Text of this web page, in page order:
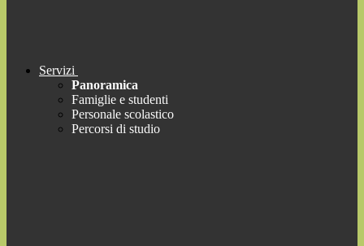
Servizi
Panoramica
Famiglie e studenti
Personale scolastico
Percorsi di studio